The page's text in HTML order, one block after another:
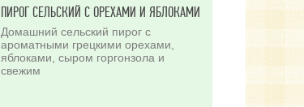
ПИРОГ СЕЛЬСКИЙ С ОРЕХАМИ И ЯБЛОКАМИ
Домашний сельский пирог с
ароматными грецкими орехами,
яблоками, сыром горгонзола и
свежим